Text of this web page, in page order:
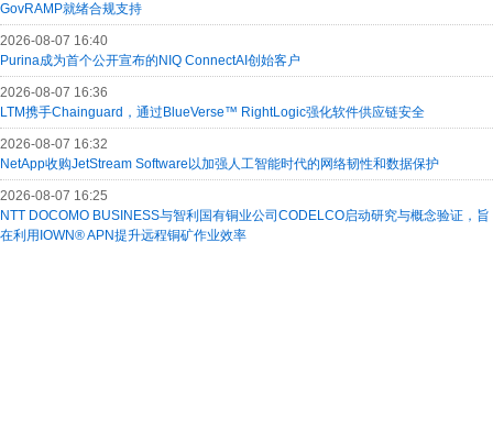
GovRAMP就绪合规支持
2026-08-07 16:40
Purina成为首个公开宣布的NIQ ConnectAI创始客户
2026-08-07 16:36
LTM携手Chainguard，通过BlueVerse™ RightLogic强化软件供应链安全
2026-08-07 16:32
NetApp收购JetStream Software以加强人工智能时代的网络韧性和数据保护
2026-08-07 16:25
NTT DOCOMO BUSINESS与智利国有铜业公司CODELCO启动研究与概念验证，旨
在利用IOWN® APN提升远程铜矿作业效率